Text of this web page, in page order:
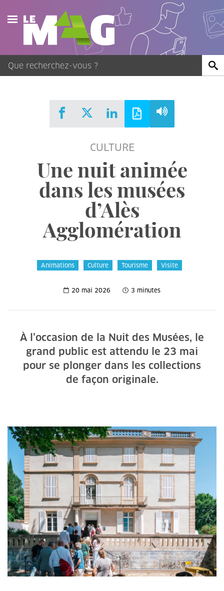
Actualités
Agenda
Publications
CULTURE
Une nuit animée
dans les musées
d’Alès
Agglomération
Animations Culture Tourisme Visite
20 mai 2026 3 minutes
À l’occasion de la Nuit des Musées, le
grand public est attendu le 23 mai
pour se plonger dans les collections
de façon originale.